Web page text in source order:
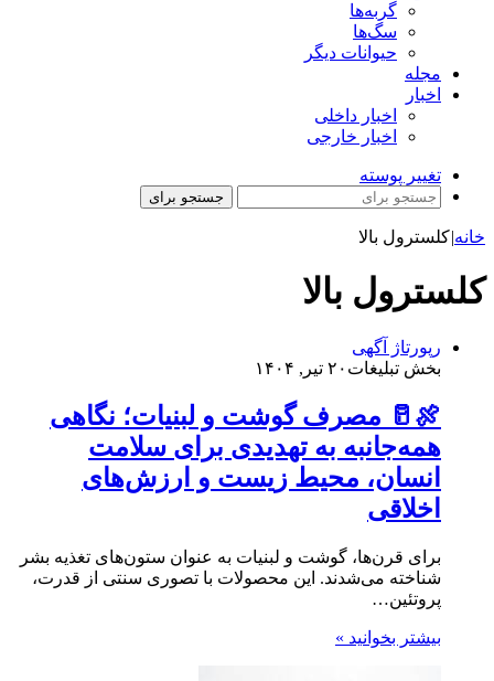
گربه‌ها
سگ‌ها
حیوانات دیگر
مجله
اخبار
اخبار داخلی
اخبار خارجی
تغییر پوسته
جستجو برای
خانه|کلسترول بالا
کلسترول بالا
رپورتاژ آگهی
بخش تبلیغات ۲۰ تیر, ۱۴۰۴
🍖🥛 مصرف گوشت و لبنیات؛ نگاهی
همه‌جانبه به تهدیدی برای سلامت
انسان، محیط زیست و ارزش‌های
اخلاقی
برای قرن‌ها، گوشت و لبنیات به عنوان ستون‌های تغذیه بشر
شناخته می‌شدند. این محصولات با تصوری سنتی از قدرت،
پروتئین…
بیشتر بخوانید »